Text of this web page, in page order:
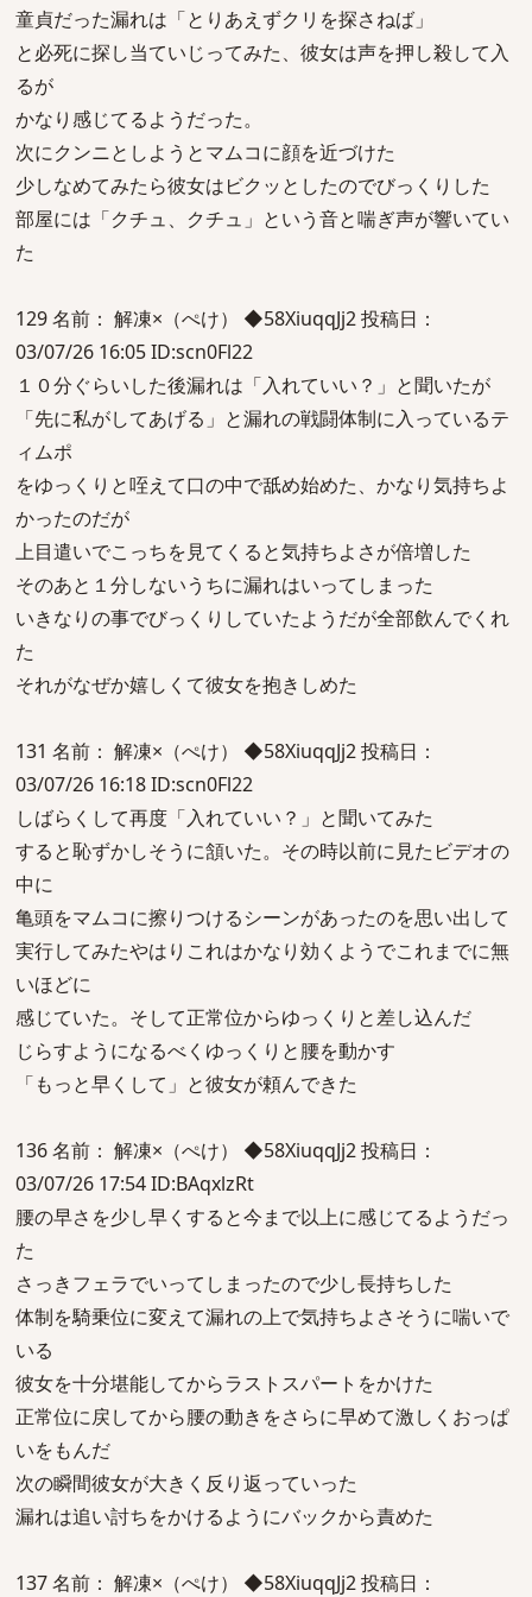
童貞だった漏れは「とりあえずクリを探さねば」
と必死に探し当ていじってみた、彼女は声を押し殺して入
るが
かなり感じてるようだった。
次にクンニとしようとマムコに顔を近づけた
少しなめてみたら彼女はビクッとしたのでびっくりした
部屋には「クチュ、クチュ」という音と喘ぎ声が響いてい
た
129 名前： 解凍×（ぺけ） ◆58XiuqqJj2 投稿日：
03/07/26 16:05 ID:scn0Fl22
１０分ぐらいした後漏れは「入れていい？」と聞いたが
「先に私がしてあげる」と漏れの戦闘体制に入っているテ
ィムポ
をゆっくりと咥えて口の中で舐め始めた、かなり気持ちよ
かったのだが
上目遣いでこっちを見てくると気持ちよさが倍増した
そのあと１分しないうちに漏れはいってしまった
いきなりの事でびっくりしていたようだが全部飲んでくれ
た
それがなぜか嬉しくて彼女を抱きしめた
131 名前： 解凍×（ぺけ） ◆58XiuqqJj2 投稿日：
03/07/26 16:18 ID:scn0Fl22
しばらくして再度「入れていい？」と聞いてみた
すると恥ずかしそうに頷いた。その時以前に見たビデオの
中に
亀頭をマムコに擦りつけるシーンがあったのを思い出して
実行してみたやはりこれはかなり効くようでこれまでに無
いほどに
感じていた。そして正常位からゆっくりと差し込んだ
じらすようになるべくゆっくりと腰を動かす
「もっと早くして」と彼女が頼んできた
136 名前： 解凍×（ぺけ） ◆58XiuqqJj2 投稿日：
03/07/26 17:54 ID:BAqxlzRt
腰の早さを少し早くすると今まで以上に感じてるようだっ
た
さっきフェラでいってしまったので少し長持ちした
体制を騎乗位に変えて漏れの上で気持ちよさそうに喘いで
いる
彼女を十分堪能してからラストスパートをかけた
正常位に戻してから腰の動きをさらに早めて激しくおっぱ
いをもんだ
次の瞬間彼女が大きく反り返っていった
漏れは追い討ちをかけるようにバックから責めた
137 名前： 解凍×（ぺけ） ◆58XiuqqJj2 投稿日：